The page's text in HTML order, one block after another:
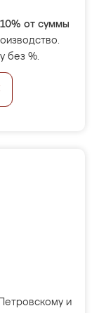
10% от суммы
без %.
и